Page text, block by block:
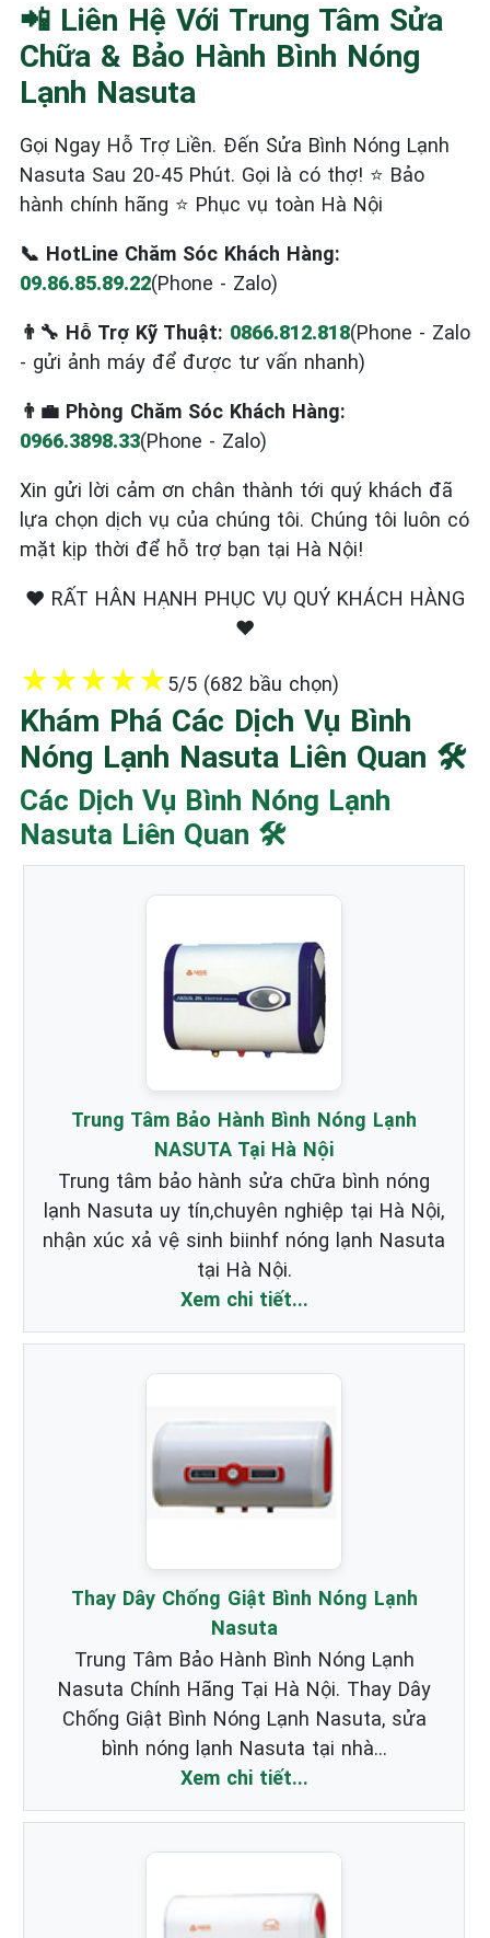
📲 Liên Hệ Với Trung Tâm Sửa
Chữa & Bảo Hành Bình Nóng
Lạnh Nasuta
Gọi Ngay Hỗ Trợ Liền. Đến Sửa Bình Nóng Lạnh
Nasuta Sau 20-45 Phút. Gọi là có thợ! ⭐ Bảo
hành chính hãng ⭐ Phục vụ toàn Hà Nội
📞 HotLine Chăm Sóc Khách Hàng:
09.86.85.89.22(Phone - Zalo)
👨‍🔧 Hỗ Trợ Kỹ Thuật: 0866.812.818(Phone - Zalo
- gửi ảnh máy để được tư vấn nhanh)
👨‍💼 Phòng Chăm Sóc Khách Hàng:
0966.3898.33(Phone - Zalo)
Xin gửi lời cảm ơn chân thành tới quý khách đã
lựa chọn dịch vụ của chúng tôi. Chúng tôi luôn có
mặt kịp thời để hỗ trợ bạn tại Hà Nội!
❤️ RẤT HÂN HẠNH PHỤC VỤ QUÝ KHÁCH HÀNG
❤️
★★★★★5/5 (682 bầu chọn)
Khám Phá Các Dịch Vụ Bình
Nóng Lạnh Nasuta Liên Quan 🛠️
Các Dịch Vụ Bình Nóng Lạnh
Nasuta Liên Quan 🛠️
Trung Tâm Bảo Hành Bình Nóng Lạnh
NASUTA Tại Hà Nội
Trung tâm bảo hành sửa chữa bình nóng
lạnh Nasuta uy tín,chuyên nghiệp tại Hà Nội,
nhận xúc xả vệ sinh biinhf nóng lạnh Nasuta
tại Hà Nội.
Xem chi tiết...
Thay Dây Chống Giật Bình Nóng Lạnh
Nasuta
Trung Tâm Bảo Hành Bình Nóng Lạnh
Nasuta Chính Hãng Tại Hà Nội. Thay Dây
Chống Giật Bình Nóng Lạnh Nasuta, sửa
bình nóng lạnh Nasuta tại nhà...
Xem chi tiết...